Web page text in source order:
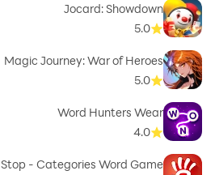
Jocard: Showdown
5.0
Magic Journey: War of Heroes
5.0
Word Hunters Wear
4.0
Stop - Categories Word Game